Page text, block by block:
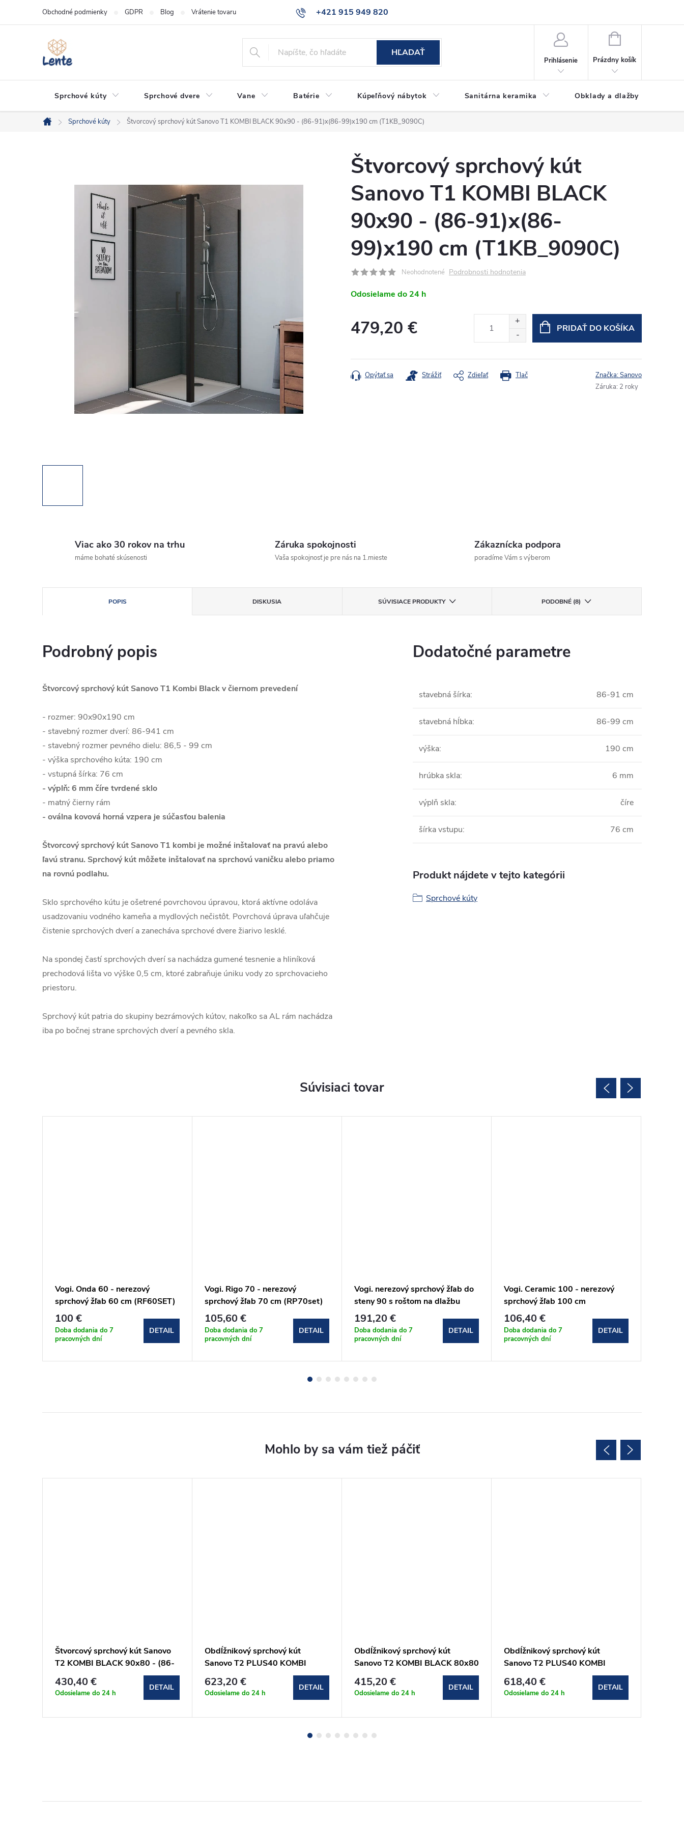
+421 915 949 820
Obchodné podmienky GDPR Blog Vrátenie tovaru
HĽADAŤ
Prihlásenie
NÁKUPNÝ
Prázdny košík
Sprchové kúty Sprchové dvere Vane Batérie Kúpeľňový nábytok Sanitárna keramika Obklady a dlažby
Domov
Sprchové kúty Štvorcový sprchový kút Sanovo T1 KOMBI BLACK 90x90 - (86-91)x(86-99)x190 cm (T1KB_9090C)
Štvorcový sprchový kút
Sanovo T1 KOMBI BLACK
90x90 - (86-91)x(86-
99)x190 cm (T1KB_9090C)
Neohodnotené Podrobnosti hodnotenia
Odosielame do 24 h
479,20 € PRIDAŤ DO KOŠÍKA
Tlač
Opýtať sa Strážiť Zdieľať Značka:Sanovo
Záruka: 2 roky
Viac ako 30 rokov na trhu
máme bohaté skúsenosti
Záruka spokojnosti
Vaša spokojnosť je pre nás na 1.mieste
Zákaznícka podpora
poradíme Vám s výberom
POPIS DISKUSIA SÚVISIACE PRODUKTY PODOBNÉ (8)
Podrobný popis
Štvorcový sprchový kút Sanovo T1 Kombi Black v čiernom prevedení
- rozmer: 90x90x190 cm
- stavebný rozmer dverí: 86-941 cm
- stavebný rozmer pevného dielu: 86,5 - 99 cm
- výška sprchového kúta: 190 cm
- vstupná šírka: 76 cm
- výplň: 6 mm číre tvrdené sklo
- matný čierny rám
- oválna kovová horná vzpera je súčasťou balenia
Štvorcový sprchový kút Sanovo T1 kombi je možné inštalovať na pravú alebo
ľavú stranu. Sprchový kút môžete inštalovať na sprchovú vaničku alebo priamo
na rovnú podlahu.
Sklo sprchového kútu je ošetrené povrchovou úpravou, ktorá aktívne odoláva
usadzovaniu vodného kameňa a mydlových nečistôt. Povrchová úprava uľahčuje
čistenie sprchových dverí a zanecháva sprchové dvere žiarivo lesklé.
Na spondej častí sprchových dverí sa nachádza gumené tesnenie a hliníková
prechodová lišta vo výške 0,5 cm, ktoré zabraňuje úniku vody zo sprchovacieho
priestoru.
Sprchový kút patria do skupiny bezrámových kútov, nakoľko sa AL rám nachádza
iba po bočnej strane sprchových dverí a pevného skla.
Dodatočné parametre
stavebná šírka: 86-91 cm
stavebná hĺbka: 86-99 cm
výška: 190 cm
hrúbka skla: 6 mm
výplň skla: číre
šírka vstupu: 76 cm
Produkt nájdete v tejto kategórii
Sprchové kúty
Súvisiaci tovar
Vogi. Onda 60 - nerezový
sprchový žľab 60 cm (RF60SET)
100 €
Doba dodania do 7
pracovných dní
DETAIL
Vogi. Rigo 70 - nerezový
sprchový žľab 70 cm (RP70set)
105,60 €
Doba dodania do 7
pracovných dní
DETAIL
Vogi. nerezový sprchový žľab do
steny 90 s roštom na dlažbu
(OSP90set)
191,20 €
Doba dodania do 7
pracovných dní
DETAIL
Vogi. Ceramic 100 - nerezový
sprchový žľab 100 cm
(RD100set)
106,40 €
Doba dodania do 7
pracovných dní
DETAIL
Štvorcový sprchový kút Sanovo
T2 KOMBI BLACK 90x80 - (86-
91)x(76-79)x190cm
(T2KB_9080C)
430,40 €
Odosielame do 24 h
DETAIL
Obdĺžnikový sprchový kút
Sanovo T2 PLUS40 KOMBI
(137-142)x90x190 cm
(T2P40K_14090C)
623,20 €
Odosielame do 24 h
DETAIL
Obdĺžnikový sprchový kút
Sanovo T2 KOMBI BLACK 80x80
- (76-81)x(76-79)x190cm
(T2KB_8080C)
415,20 €
Odosielame do 24 h
DETAIL
Obdĺžnikový sprchový kút
Sanovo T2 PLUS40 KOMBI
(132-137)x90x190 cm
(T2P40K_13590C)
618,40 €
Odosielame do 24 h
DETAIL